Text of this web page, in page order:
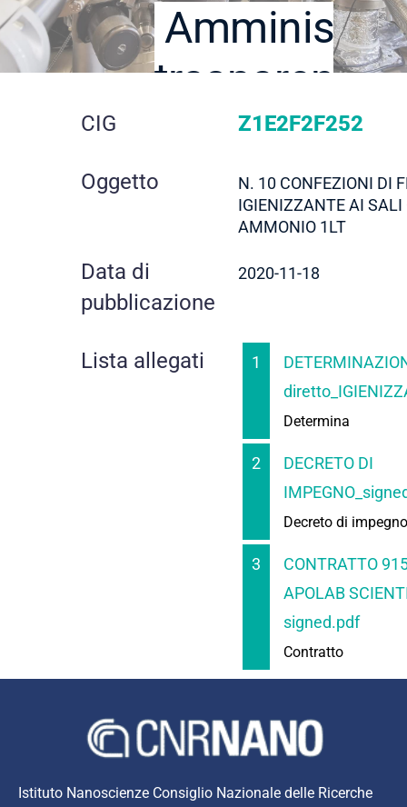
trasparente
dettaglio
gara
CIG Z1E2F2F252
Oggetto
N. 10 CONFEZIONI DI
IGIENIZZANTE AI SALI
AMMONIO 1LT
Data di
pubblicazione
2020-11-18
Lista allegati 1
Determina
2
DECRETO DI
Decreto di impegno
3
CONTRATTO
APOLAB
signed.pdf
Contratto
Istituto Nanoscienze Consiglio Nazionale delle Ricerche